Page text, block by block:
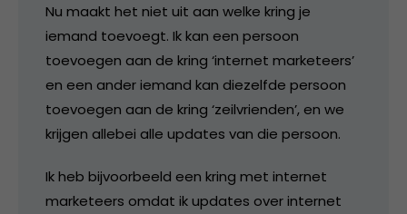
Nu maakt het niet uit aan welke kring je
iemand toevoegt. Ik kan een persoon
toevoegen aan de kring ‘internet marketeers’
en een ander iemand kan diezelfde persoon
toevoegen aan de kring ‘zeilvrienden’, en we
krijgen allebei alle updates van die persoon.
Ik heb bijvoorbeeld een kring met internet
marketeers omdat ik updates over internet